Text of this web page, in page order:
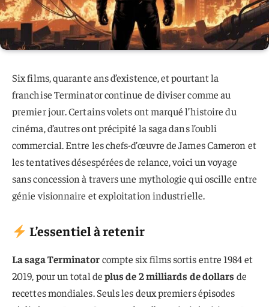
Six films, quarante ans d’existence, et pourtant la
franchise Terminator continue de diviser comme au
premier jour. Certains volets ont marqué l’histoire du
cinéma, d’autres ont précipité la saga dans l’oubli
commercial. Entre les chefs-d’œuvre de James Cameron et
les tentatives désespérées de relance, voici un voyage
sans concession à travers une mythologie qui oscille entre
génie visionnaire et exploitation industrielle.
L’essentiel à retenir
La saga Terminatorcompte six films sortis entre 1984 et
2019, pour un total deplus de 2 milliards de dollars de
recettes mondiales. Seuls les deux premiers épisodes